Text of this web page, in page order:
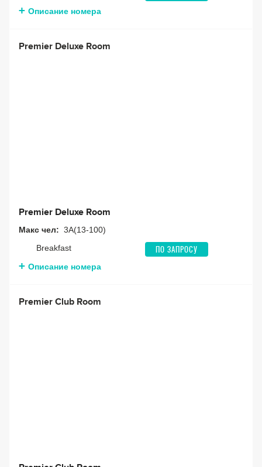
Описание номера
Premier Deluxe Room
Premier Deluxe Room
Макс чел: 3A(13-100)
Breakfast
ПО ЗАПРОСУ
Описание номера
Premier Club Room